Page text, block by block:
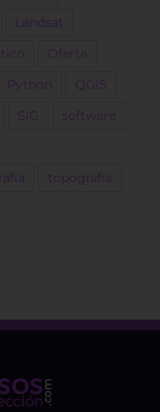
Landsat
Oferta
Python QGIS
SIG software
topografía